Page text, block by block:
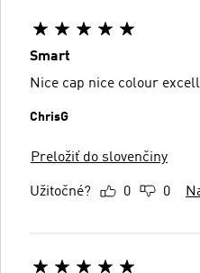
Smart
Nice cap nice colour
ChrisG
Preložiť do slovenčiny
Užitočné? 0 0